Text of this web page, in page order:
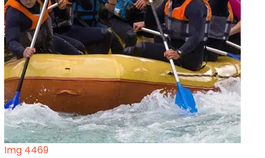
Img 4469